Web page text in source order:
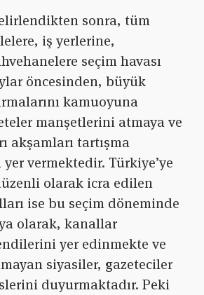
sonra, tüm
iş yerlerine,
seçim havası
öncesinden, büyük
kamuoyuna
manşetlerini atmaya ve
akşamları tartışma
vermektedir. Türkiye’ye
olarak icra edilen
ise bu seçim döneminde
olarak, kanallar
yer edinmekte ve
siyasiler, gazeteciler
duyurmaktadır. Peki